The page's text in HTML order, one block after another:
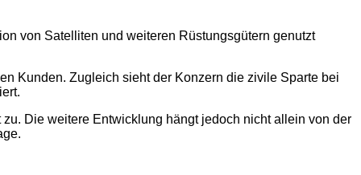
von Satelliten und weiteren Rüstungsgütern genutzt
Kunden. Zugleich sieht der Konzern die zivile Sparte bei
Die weitere Entwicklung hängt jedoch nicht allein von der